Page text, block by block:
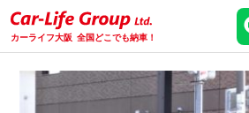
カーライフ大阪 全国どこでも納車！